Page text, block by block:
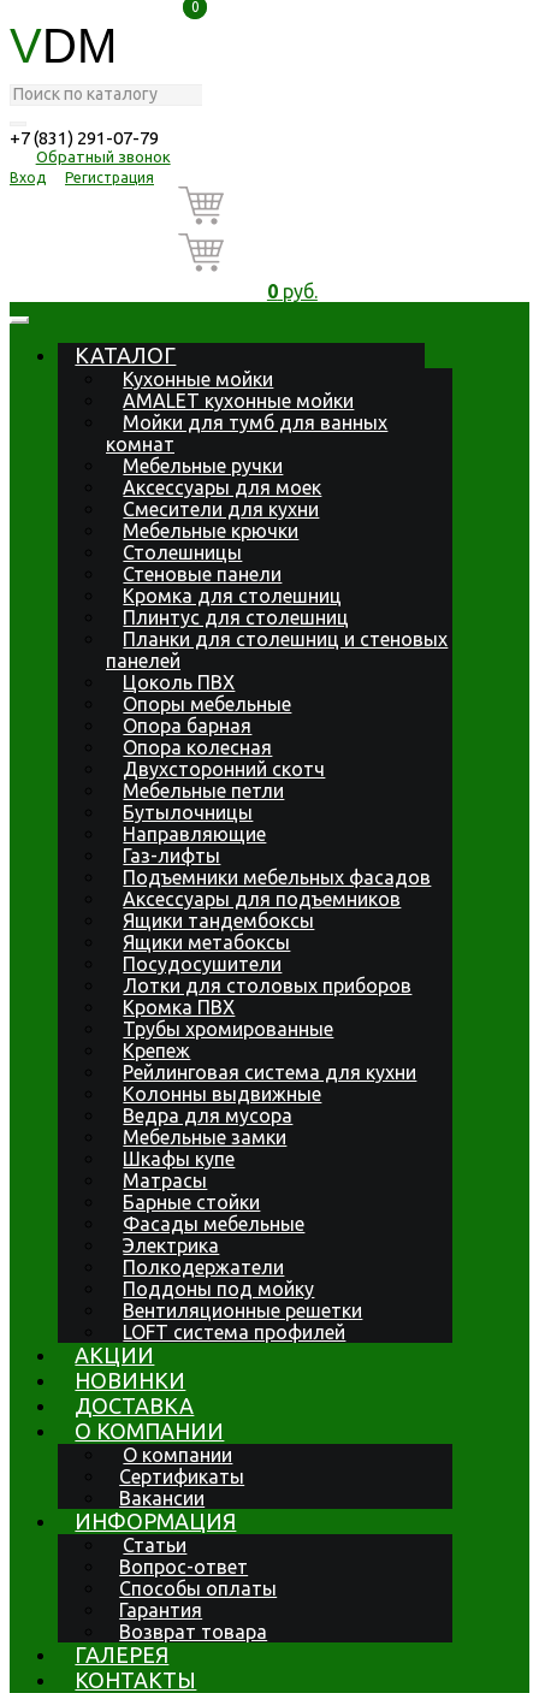
VDM
+7 (831) 291-07-79
Обратный звонок
Вход Регистрация
0
0
0руб.
КАТАЛОГ
Кухонные мойки
AMALET кухонные мойки
Мойки для тумб для ванных
комнат
Мебельные ручки
Аксессуары для моек
Смесители для кухни
Мебельные крючки
Столешницы
Стеновые панели
Кромка для столешниц
Плинтус для столешниц
Планки для столешниц и стеновых
панелей
Цоколь ПВХ
Опоры мебельные
Опора барная
Опора колесная
Двухсторонний скотч
Мебельные петли
Бутылочницы
Направляющие
Газ-лифты
Подъемники мебельных фасадов
Аксессуары для подъемников
Ящики тандембоксы
Ящики метабоксы
Посудосушители
Лотки для столовых приборов
Кромка ПВХ
Трубы хромированные
Крепеж
Рейлинговая система для кухни
Колонны выдвижные
Ведра для мусора
Мебельные замки
Шкафы купе
Матрасы
Барные стойки
Фасады мебельные
Электрика
Полкодержатели
Поддоны под мойку
Вентиляционные решетки
LOFT система профилей
АКЦИИ
НОВИНКИ
ДОСТАВКА
О КОМПАНИИ
О компании
Сертификаты
Вакансии
ИНФОРМАЦИЯ
Статьи
Вопрос-ответ
Способы оплаты
Гарантия
Возврат товара
ГАЛЕРЕЯ
КОНТАКТЫ